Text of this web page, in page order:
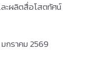
ะผลิตสื่อโสตทัศน์
กราคม 2569